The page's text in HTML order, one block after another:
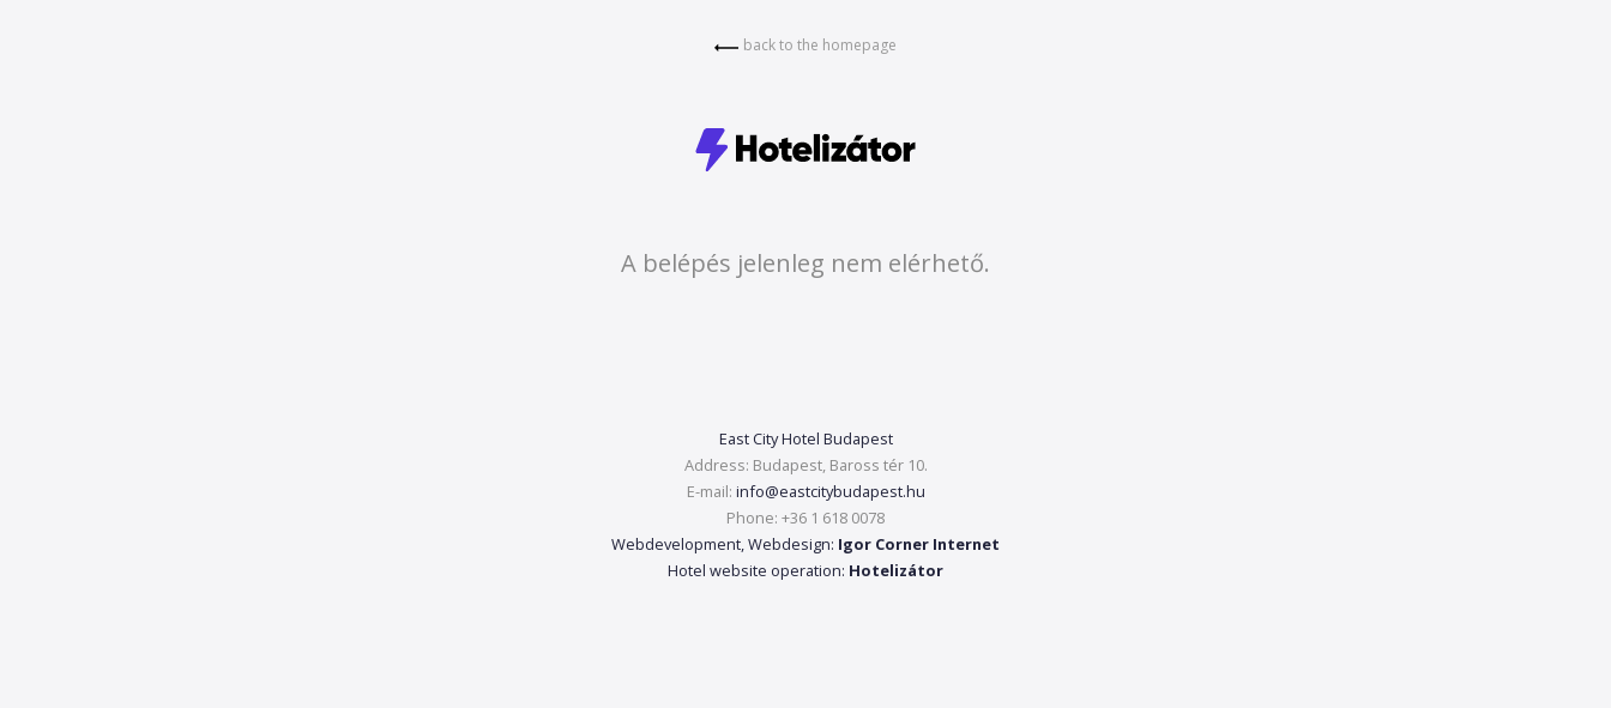
back to the homepage
A belépés jelenleg nem elérhető.
East City Hotel Budapest
Address: Budapest, Baross tér 10.
E-mail: info@eastcitybudapest.hu
Phone: +36 1 618 0078
Webdevelopment, Webdesign: Igor Corner Internet
Hotel website operation: Hotelizátor